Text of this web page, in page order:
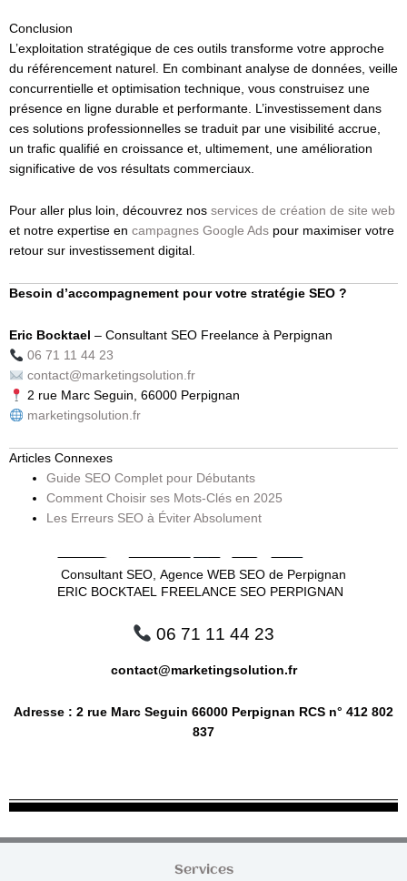
Conclusion
L’exploitation stratégique de ces outils transforme votre approche
du référencement naturel. En combinant analyse de données, veille
concurrentielle et optimisation technique, vous construisez une
présence en ligne durable et performante. L’investissement dans
ces solutions professionnelles se traduit par une visibilité accrue,
un trafic qualifié en croissance et, ultimement, une amélioration
significative de vos résultats commerciaux.
Pour aller plus loin, découvrez nos services de création de site web
et notre expertise en campagnes Google Ads pour maximiser votre
retour sur investissement digital.
Besoin d’accompagnement pour votre stratégie SEO ?
Eric Bocktael – Consultant SEO Freelance à Perpignan
06 71 11 44 23
contact@marketingsolution.fr
2 rue Marc Seguin, 66000 Perpignan
marketingsolution.fr
Articles Connexes
Guide SEO Complet pour Débutants
Comment Choisir ses Mots-Clés en 2025
Les Erreurs SEO à Éviter Absolument
Consultant SEO, Agence WEB SEO de Perpignan
ERIC BOCKTAEL FREELANCE SEO PERPIGNAN
06 71 11 44 23
contact@marketingsolution.fr
Adresse : 2 rue Marc Seguin 66000 Perpignan RCS n° 412 802
837
Services